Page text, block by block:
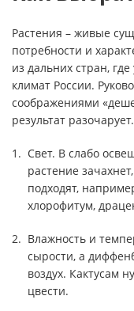
Растения – живые
потребности и
из дальних стран,
климат России.
соображениями
результат разочарует.
Свет. В слабо
растение
подходят,
хлорофитум,
Влажность и
сырости, а
воздух. Кактусам
цвести.